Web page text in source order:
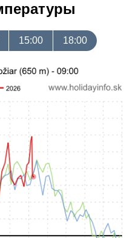
15:00 18:00